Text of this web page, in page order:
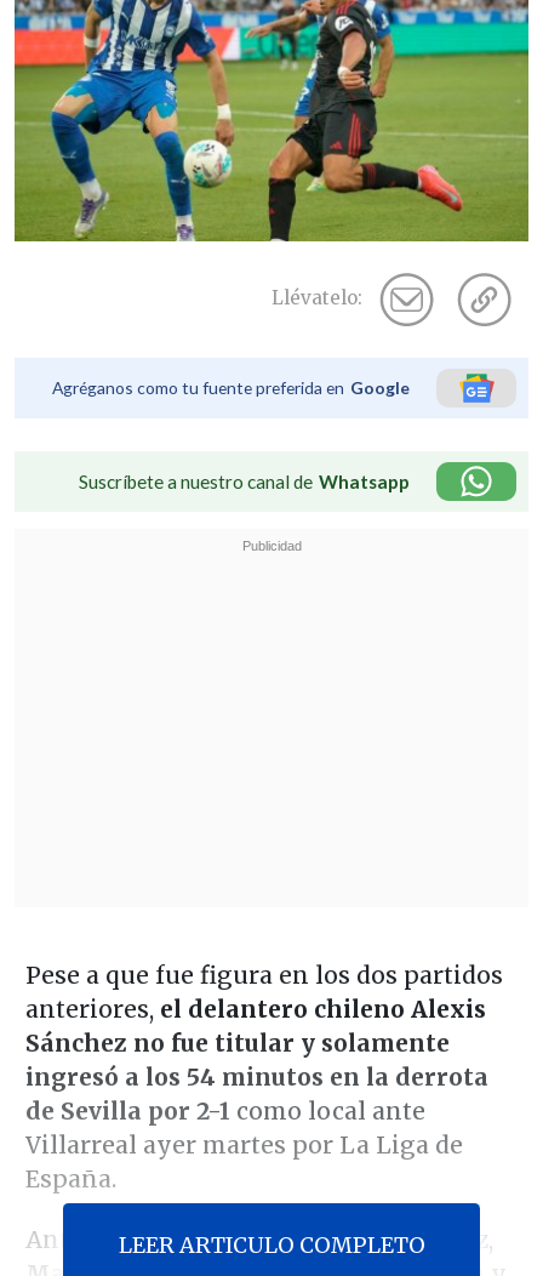
Llévatelo:
Agréganos como tu fuente preferida en Google
Suscríbete a nuestro canal de Whatsapp
Pese a que fue figura en los dos partidos
anteriores, el delantero chileno Alexis
Sánchez no fue titular y solamente
ingresó a los 54 minutos en la derrota
de Sevilla por 2-1 como local ante
Villarreal ayer martes por La Liga de
España.
Ante ello, el técnico del cuadro andaluz,
LEER ARTICULO COMPLETO